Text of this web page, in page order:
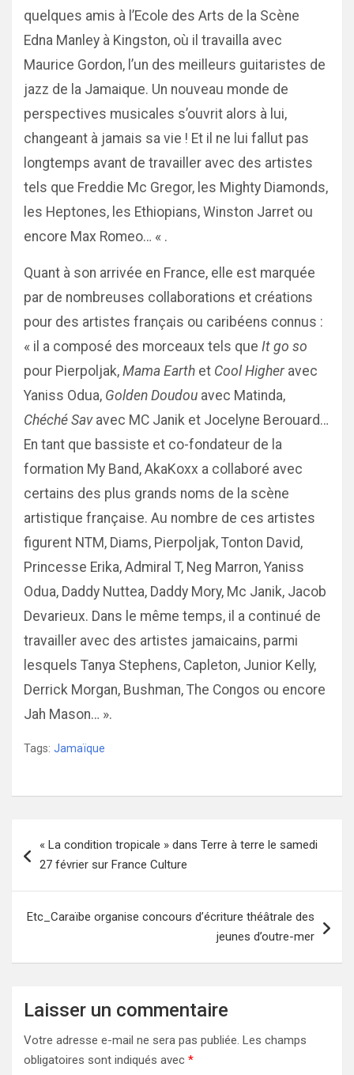
quelques amis à l’Ecole des Arts de la Scène
Edna Manley à Kingston, où il travailla avec
Maurice Gordon, l’un des meilleurs guitaristes de
jazz de la Jamaique. Un nouveau monde de
perspectives musicales s’ouvrit alors à lui,
changeant à jamais sa vie ! Et il ne lui fallut pas
longtemps avant de travailler avec des artistes
tels que Freddie Mc Gregor, les Mighty Diamonds,
les Heptones, les Ethiopians, Winston Jarret ou
encore Max Romeo… « .
Quant à son arrivée en France, elle est marquée
par de nombreuses collaborations et créations
pour des artistes français ou caribéens connus :
« il a composé des morceaux tels que It go so
pour Pierpoljak, Mama Earth et Cool Higher avec
Yaniss Odua, Golden Doudou avec Matinda,
Chéché Sav avec MC Janik et Jocelyne Berouard…
En tant que bassiste et co-fondateur de la
formation My Band, AkaKoxx a collaboré avec
certains des plus grands noms de la scène
artistique française. Au nombre de ces artistes
figurent NTM, Diams, Pierpoljak, Tonton David,
Princesse Erika, Admiral T, Neg Marron, Yaniss
Odua, Daddy Nuttea, Daddy Mory, Mc Janik, Jacob
Devarieux. Dans le même temps, il a continué de
travailler avec des artistes jamaicains, parmi
lesquels Tanya Stephens, Capleton, Junior Kelly,
Derrick Morgan, Bushman, The Congos ou encore
Jah Mason… ».
Tags: Jamaïque
de
« La condition tropicale » dans Terre à terre le samedi
27 février sur France Culture
Etc_Caraïbe organise concours d’écriture théâtrale des
jeunes d’outre-mer
Laisser un commentaire
Votre adresse e-mail ne sera pas publiée. Les champs
obligatoires sont indiqués avec *